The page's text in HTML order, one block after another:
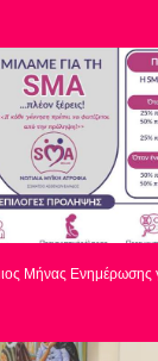
Μήνας Ενημέρωσης